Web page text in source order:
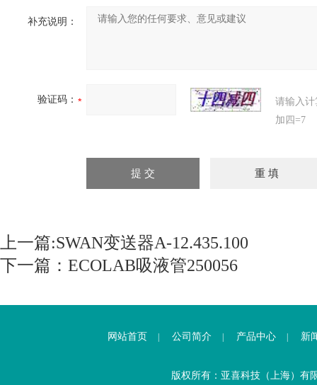
补充说明：
验证码：
请输入
加四=7
上一篇:SWAN变送器A-12.435.100
下一篇： ECOLAB吸液管250056
网站首页 公司简介 产品中心 新
版权所有：亚喜科技（上海）